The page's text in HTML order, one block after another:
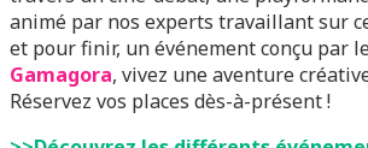
animé par nos experts travaillant sur
et pour finir, un événement conçu par
Gamagora, vivez une aventure
Réservez vos places dès-à-présent !